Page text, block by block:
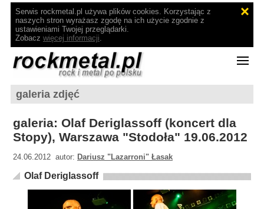
Serwis rockmetal.pl używa plików cookies. Korzystając z
naszych stron wyrażasz zgodę na ich użycie zgodnie z
ustawieniami Twojej przeglądarki.
Zobacz więcej informacji.
galeria zdjęć
galeria: Olaf Deriglassoff (koncert dla
Stopy), Warszawa "Stodoła" 19.06.2012
24.06.2012 autor: Dariusz "Lazarroni" Łasak
Olaf Deriglassoff